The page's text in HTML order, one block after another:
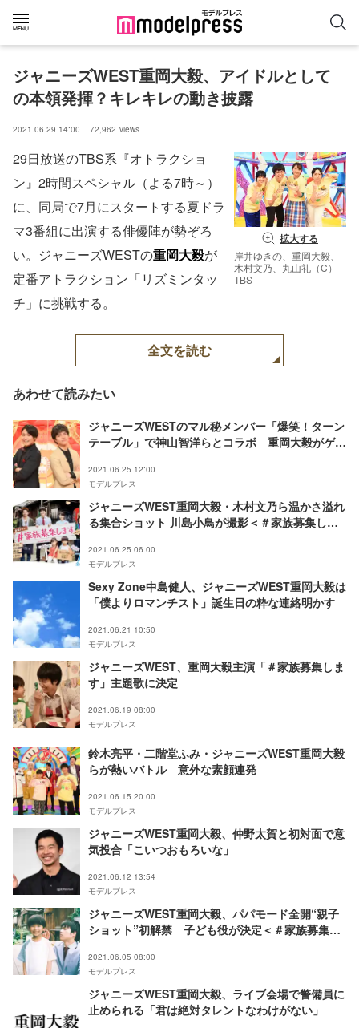
ジャニーズWEST重岡大毅、アイドルとして
の本領発揮？キレキレの動き披露
2021.06.29 14:00 72,962 views
拡大する
岸井ゆきの、重岡大毅、
木村文乃、丸山礼（C）
TBS
29日放送のTBS系『オトラクショ
ン』2時間スペシャル（よる7時～）
に、同局で7月にスタートする夏ドラ
マ3番組に出演する俳優陣が勢ぞろ
い。ジャニーズWESTの重岡大毅が
定番アトラクション「リズミンタッ
チ」に挑戦する。
全文を読む
あわせて読みたい
ジャニーズWESTのマル秘メンバー「爆笑！ターン
テーブル」で神山智洋らとコラボ 重岡大毅がゲス
2021.06.25 12:00
モデルプレス
ジャニーズWEST重岡大毅・木村文乃ら温かさ溢れ
る集合ショット 川島小鳥が撮影＜＃家族募集しま
2021.06.25 06:00
モデルプレス
Sexy Zone中島健人、ジャニーズWEST重岡大毅は
「僕よりロマンチスト」誕生日の粋な連絡明かす
2021.06.21 10:50
モデルプレス
ジャニーズWEST、重岡大毅主演「＃家族募集しま
す」主題歌に決定
2021.06.19 08:00
モデルプレス
鈴木亮平・二階堂ふみ・ジャニーズWEST重岡大毅
らが熱いバトル 意外な素顔連発
2021.06.15 20:00
モデルプレス
ジャニーズWEST重岡大毅、仲野太賀と初対面で意
気投合「こいつおもろいな」
2021.06.12 13:54
モデルプレス
ジャニーズWEST重岡大毅、パパモード全開“親子
ショット”初解禁 子ども役が決定＜＃家族募集し
2021.06.05 08:00
モデルプレス
ジャニーズWEST重岡大毅、ライブ会場で警備員に
止められる「君は絶対タレントなわけがない」